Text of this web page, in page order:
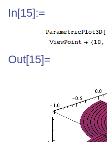
In[15]:=
Out[15]=